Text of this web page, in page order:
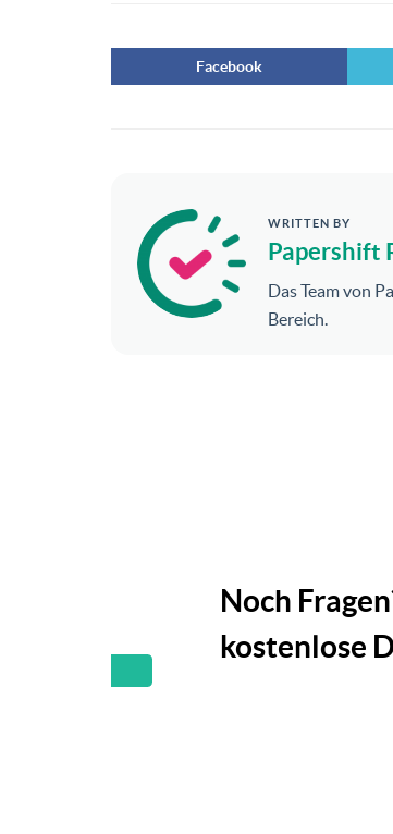
Facebook
WRITTEN BY
Papershift
Das Team von
Bereich.
Noch
kostenlose